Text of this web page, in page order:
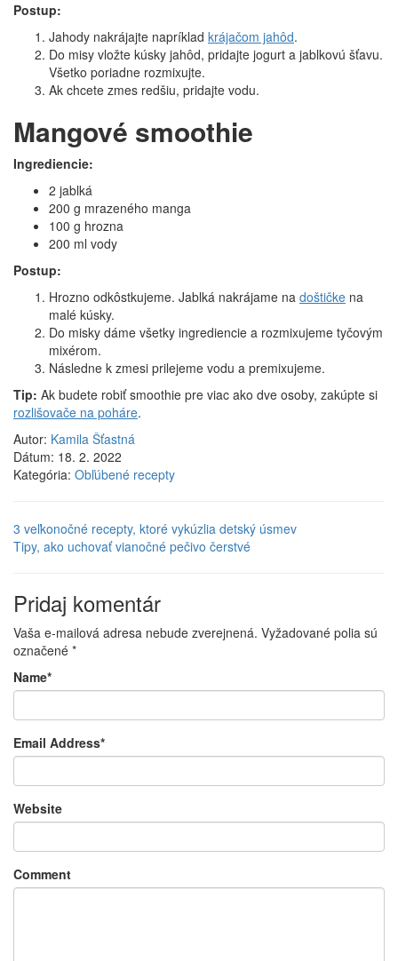
Postup:
Jahody nakrájajte napríklad krájačom jahôd.
Do misy vložte kúsky jahôd, pridajte jogurt a jablkovú šťavu.
Všetko poriadne rozmixujte.
Ak chcete zmes redšiu, pridajte vodu.
Mangové smoothie
Ingrediencie:
2 jablká
200 g mrazeného manga
100 g hrozna
200 ml vody
Postup:
Hrozno odkôstkujeme. Jablká nakrájame na doštičke na
malé kúsky.
Do misky dáme všetky ingrediencie a rozmixujeme tyčovým
mixérom.
Následne k zmesi prilejeme vodu a premixujeme.
Tip: Ak budete robiť smoothie pre viac ako dve osoby, zakúpte si
rozlišovače na poháre.
Autor: Kamila Šťastná
Dátum: 18. 2. 2022
Kategória: Obľúbené recepty
3 veľkonočné recepty, ktoré vykúzlia detský úsmev
Tipy, ako uchovať vianočné pečivo čerstvé
Pridaj komentár
Vaša e-mailová adresa nebude zverejnená. Vyžadované polia sú
označené *
Name*
Email Address*
Website
Comment